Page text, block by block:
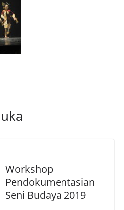
Workshop
Pendokumentasian
Seni Budaya 2019